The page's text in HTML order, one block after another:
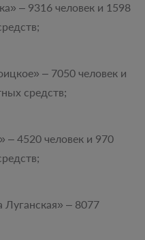
– 9316 человек и 1598
– 7050 человек и
средств;
– 4520 человек и 970
– 8077